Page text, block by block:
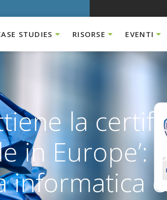
STUDIES RISORSE EVENTI
la
in Europe’:
informatica